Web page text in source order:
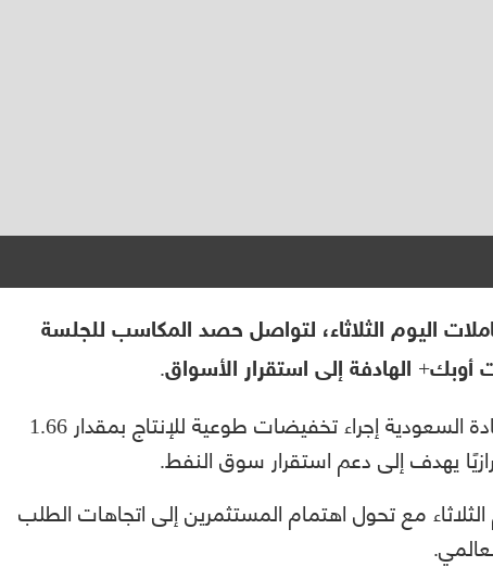
اليوم الثلاثاء، لتواصل حصد المكاسب للجلسة
أوبك+ الهادفة إلى استقرار الأسواق.
وقررت 9 من دول تحالف أوبك+ بقيادة السعودية إجراء تخفيضات طوعية للإنتاج بمقدار 1.66
يهدف إلى دعم استقرار سوق النفط.
الثلاثاء مع تحول اهتمام المستثمرين إلى اتجاهات الطلب